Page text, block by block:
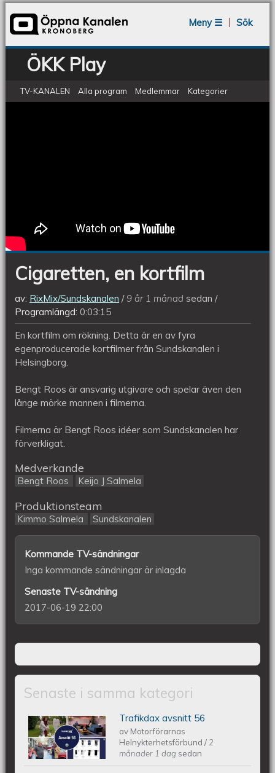
Meny ☰
Sök
ÖKK Play
TV-KANALEN Alla program Medlemmar Kategorier
Cigaretten, en kortfilm
av: RixMix/Sundskanalen 9 år 1 månad sedan
Programlängd: 0:03:15
En kortfilm om rökning. Detta är en av fyra
egenproducerade kortfilmer från Sundskanalen i
Helsingborg.
Bengt Roos är ansvarig utgivare och spelar även den
långe mörke mannen i filmerna.
Filmerna är Bengt Roos idéer som Sundskanalen har
förverkligat.
Medverkande
Bengt Roos Keijo J Salmela
Produktionsteam
Kimmo Salmela Sundskanalen
Kommande TV-sändningar
Inga kommande sändningar är inlagda
Senaste TV-sändning
2017-06-19 22:00
Senaste i samma kategori
Trafikdax - Avsnitt 56
Trafikdax avsnitt 56
av Motorförarnas
Helnykterhetsförbund/ 2
månader 1 dag sedan